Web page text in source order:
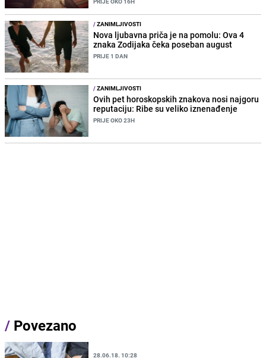
/ZANIMLJIVOSTI
Nova ljubavna priča je na pomolu: Ova 4
znaka Zodijaka čeka poseban august
PRIJE 1 DAN
/ZANIMLJIVOSTI
Ovih pet horoskopskih znakova nosi najgoru
reputaciju: Ribe su veliko iznenađenje
PRIJE OKO 23H
/ Povezano
28.06.18. 10:28